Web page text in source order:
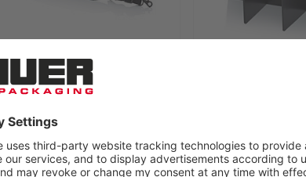
pentru geanta de protecție